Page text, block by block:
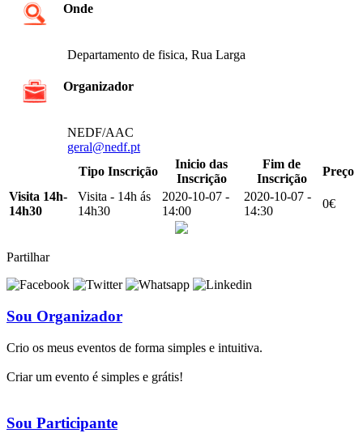
Onde
Departamento de fisica, Rua Larga
Organizador
NEDF/AAC
geral@nedf.pt
Tipo Inscrição
Inicio das
Inscrição
Fim de
Inscrição
Preço
Visita 14h-
14h30
Visita - 14h ás
14h30
2020-10-07 -
14:00
2020-10-07 -
14:30
0€
Partilhar
Sou Organizador
Crio os meus eventos de forma simples e intuitiva.
Criar um evento é simples e grátis!
Sou Participante